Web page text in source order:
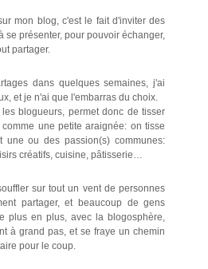
mon blog, c'est le fait d'inviter des
présenter, pour pouvoir échanger,
partager.
dans quelques semaines, j'ai
et je n'ai que l'embarras du choix.
blogueurs, permet donc de tisser
une petite araignée: on tisse
ou des passion(s) communes:
créatifs, cuisine, pâtisserie…
sur tout un vent de personnes
partager, et beaucoup de gens
plus en plus, avec la blogosphère,
à grand pas, et se fraye un chemin
pour le coup.